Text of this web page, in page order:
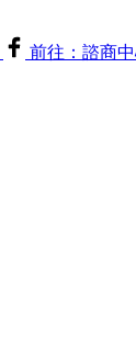
前往：諮商中